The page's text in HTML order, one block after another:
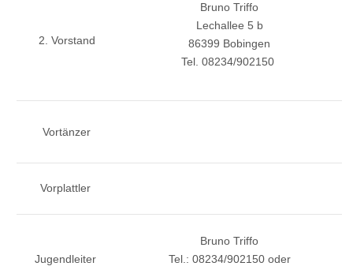
2. Vorstand
Bruno Triffo
Lechallee 5 b
86399 Bobingen
Tel. 08234/902150
Vortänzer
Vorplattler
Jugendleiter
Bruno Triffo
Tel.: 08234/902150 oder